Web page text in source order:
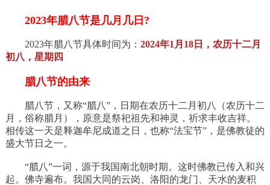
2023年腊八节是几月几日?
2023年腊八节具体时间为： 2024年1月18日，农历十二月
初八，星期四
腊八节的由来
腊八节，又称“腊八”，日期在农历十二月初八（农历十二
月，俗称腊月），原意是祭祀祖先和神灵，祈求丰收吉祥。
相传这一天是释迦牟尼成道之日，也称“法宝节”，是佛教徒的
盛大节日之一。
“腊八”一词，源于我国南北朝时期。这时佛教已传入和兴
起。佛寺遍布。我国大同的云岗、洛阳的龙门、天水的麦积